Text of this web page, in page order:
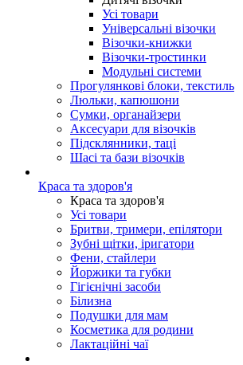
Усі товари
Універсальні візочки
Візочки-книжки
Візочки-тростинки
Модульні системи
Прогулянкові блоки, текстиль
Люльки, капюшони
Сумки, органайзери
Аксесуари для візочків
Підсклянники, таці
Шасі та бази візочків
Краса та здоров'я
Краса та здоров'я
Усі товари
Бритви, тримери, епілятори
Зубні щітки, іригатори
Фени, стайлери
Йоржики та губки
Гігієнічні засоби
Білизна
Подушки для мам
Косметика для родини
Лактаційні чаї